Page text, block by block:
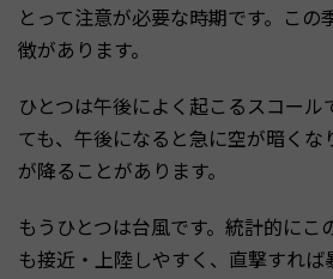
とって注意が必要な時期です。この
徴があります。
ひとつは午後によく起こるスコール
ても、午後になると急に空が暗く
が降ることがあります。
もうひとつは台風です。統計的にこ
も接近・上陸しやすく、直撃すれ